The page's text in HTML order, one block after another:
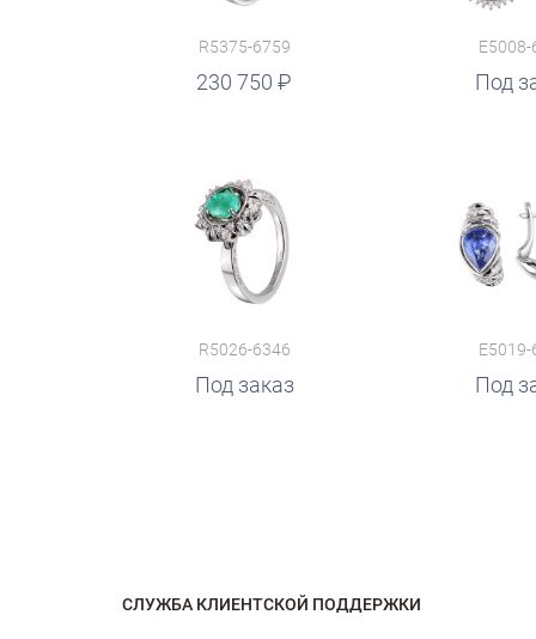
R5375-6759
230 750 Под
R5026-6346
Под заказ Под
СЛУЖБА КЛИЕНТСКОЙ ПОДДЕРЖКИ